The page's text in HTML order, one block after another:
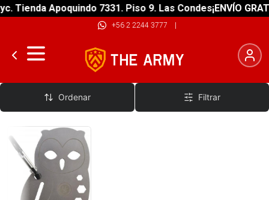
Apoquindo 7331. Piso 9. Las Condes¡ENVÍO GRATIS!
+56 2 2244 3777 |
Llaveros y Accesorios
Ordenar Filtrar